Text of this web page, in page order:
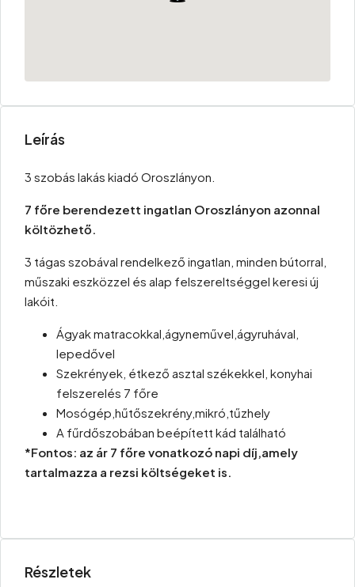
Leírás
3 szobás lakás kiadó Oroszlányon.
7 főre berendezett ingatlan Oroszlányon azonnal
költözhető.
3 tágas szobával rendelkező ingatlan, minden bútorral,
műszaki eszközzel és alap felszereltséggel keresi új
lakóit.
Ágyak matracokkal,ágyneművel,ágyruhával,
lepedővel
Szekrények, étkező asztal székekkel, konyhai
felszerelés 7 főre
Mosógép,hűtőszekrény,mikró,tűzhely
A fűrdőszobában beépített kád található
*Fontos: az ár 7 főre vonatkozó napi díj,amely
tartalmazza a rezsi költségeket is.
Részletek